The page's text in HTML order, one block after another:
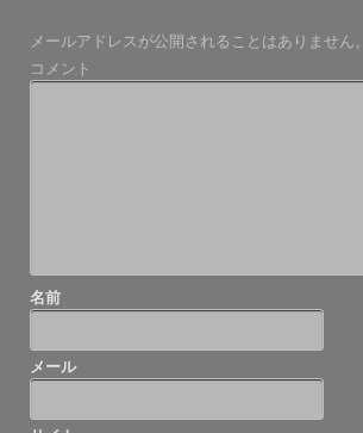
ゲ
ー
メールアドレスが公開されることはありません。
コメント
名前
メール